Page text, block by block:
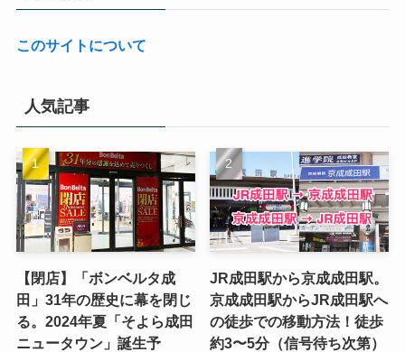
このサイトについて
人気記事
【閉店】「ボンベルタ成
田」31年の歴史に幕を閉じ
る。2024年夏「そよら成田
ニュータウン」誕生予
JR成田駅から京成成田駅。
京成成田駅からJR成田駅へ
の徒歩での移動方法！徒歩
約3〜5分（信号待ち次第）